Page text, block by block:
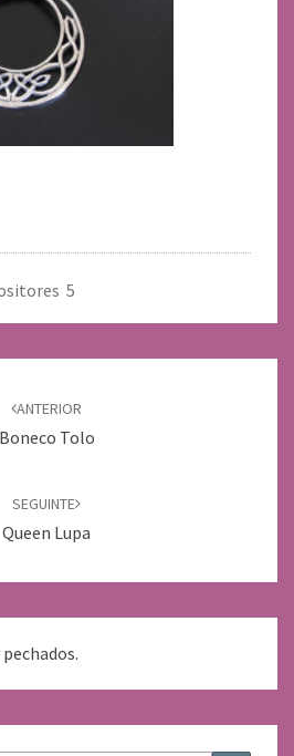
5
ANTERIOR
Boneco Tolo
SEGUINTE
Queen Lupa